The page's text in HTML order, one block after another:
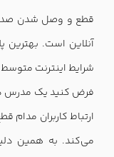
قطع و وصل شدن صدا
آنلاین است. بهترین
شرایط اینترنت
فرض کنید یک مدرس
ارتباط کاربران
می‌کند. به همین